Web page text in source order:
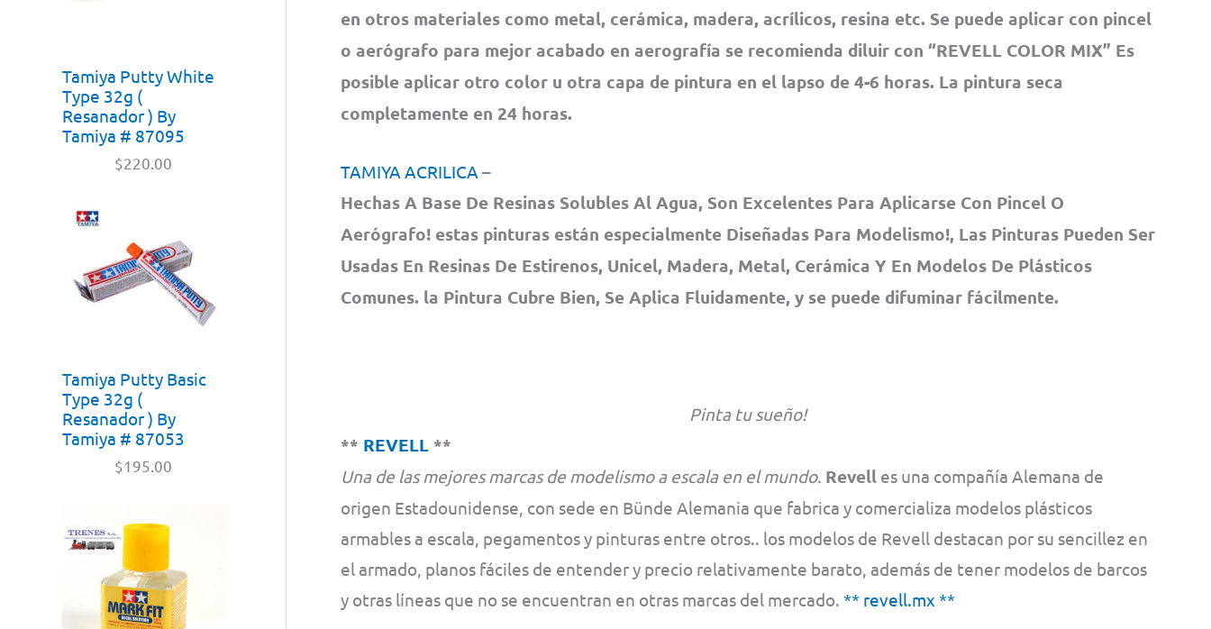
Tamiya Putty White
Type 32g (
Resanador ) By
Tamiya # 87095
$220.00
Tamiya Putty Basic
Type 32g (
Resanador ) By
Tamiya # 87053
$195.00
en otros materiales como metal, cerámica, madera, acrílicos, resina etc. Se puede aplicar con pincel
o aerógrafo para mejor acabado en aerografía se recomienda diluir con “REVELL COLOR MIX” Es
posible aplicar otro color u otra capa de pintura en el lapso de 4-6 horas. La pintura seca
completamente en 24 horas.
TAMIYA ACRILICA –
Hechas A Base De Resinas Solubles Al Agua, Son Excelentes Para Aplicarse Con Pincel O
Aerógrafo! estas pinturas están especialmente Diseñadas Para Modelismo!, Las Pinturas Pueden Ser
Usadas En Resinas De Estirenos, Unicel, Madera, Metal, Cerámica Y En Modelos De Plásticos
Comunes. la Pintura Cubre Bien, Se Aplica Fluidamente, y se puede difuminar fácilmente.
Pinta tu sueño!
** REVELL**
Una de las mejores marcas de modelismo a escala en el mundo. Revelles una compañía Alemana de
origen Estadounidense, con sede en Bünde Alemania que fabrica y comercializa modelos plásticos
armables a escala, pegamentos y pinturas entre otros.. los modelos de Revell destacan por su sencillez en
el armado, planos fáciles de entender y precio relativamente barato, además de tener modelos de barcos
y otras líneas que no se encuentran en otras marcas del mercado. ** revell.mx **